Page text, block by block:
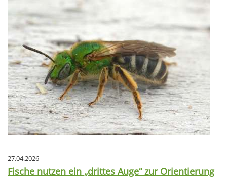
27.04.2026
Fische nutzen ein „drittes Auge“ zur Orientierung